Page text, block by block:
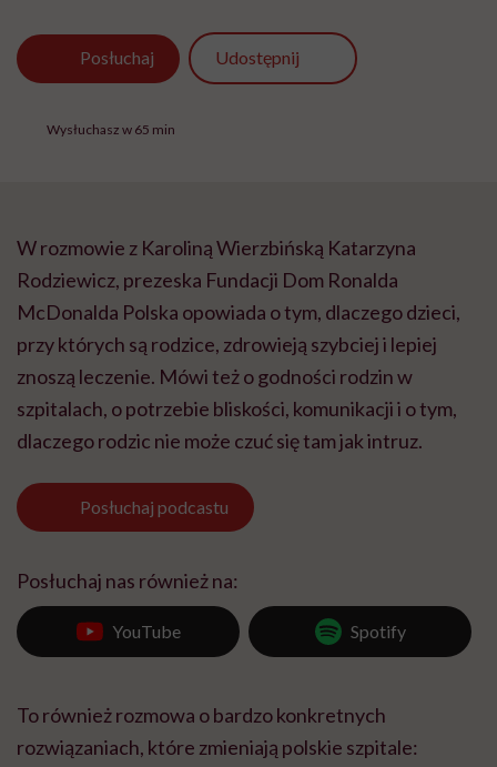
Posłuchaj Udostępnij
Wysłuchasz w 65 min
W rozmowie z Karoliną Wierzbińską Katarzyna
Rodziewicz, prezeska Fundacji Dom Ronalda
McDonalda Polska opowiada o tym, dlaczego dzieci,
przy których są rodzice, zdrowieją szybciej i lepiej
znoszą leczenie. Mówi też o godności rodzin w
szpitalach, o potrzebie bliskości, komunikacji i o tym,
dlaczego rodzic nie może czuć się tam jak intruz.
Posłuchaj podcastu
Posłuchaj nas również na:
YouTube Spotify
To również rozmowa o bardzo konkretnych
rozwiązaniach, które zmieniają polskie szpitale: